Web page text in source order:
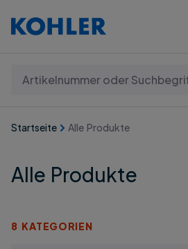
Startseite Alle Produkte
Alle Produkte
8 KATEGORIEN